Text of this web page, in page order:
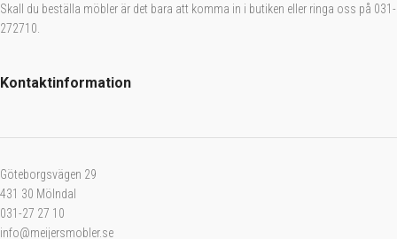
Skall du beställa möbler är det bara att komma in i butiken eller ringa oss på 031-
272710.
Kontaktinformation
Göteborgsvägen 29
431 30 Mölndal
031-27 27 10
info@meijersmobler.se